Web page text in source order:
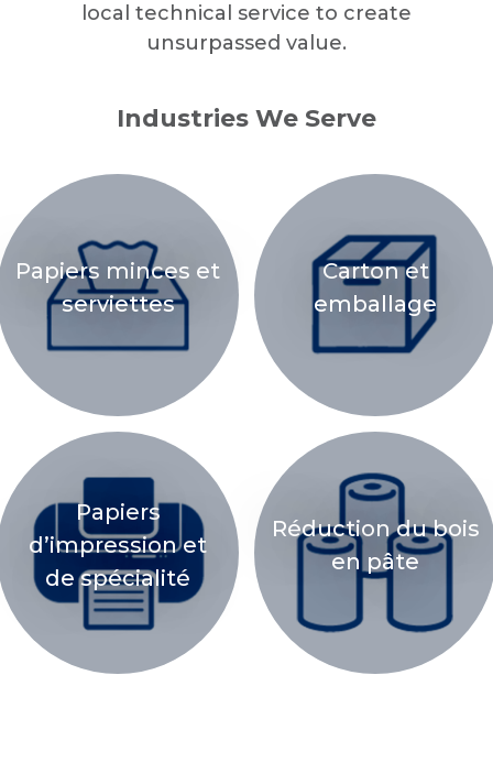
local technical service to create
unsurpassed value.
Industries We Serve
Papiers minces et
serviettes
Carton et
emballage
Papiers
d’impression et
de spécialité
Réduction du bois
en pâte